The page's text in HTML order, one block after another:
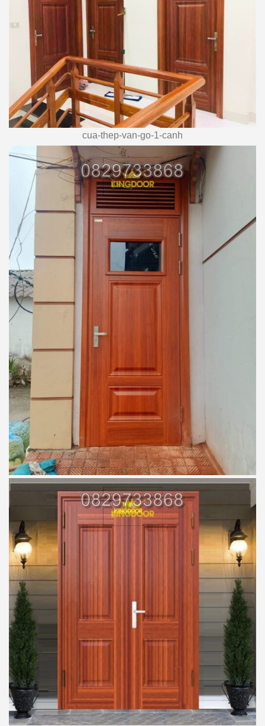
cua-thep-van-go-1-canh